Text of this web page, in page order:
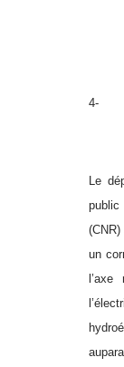
4-
Le
public
un